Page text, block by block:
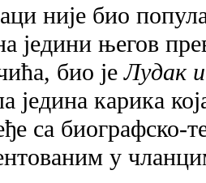
није био
једини његов
био јеЛудак
једина карика
са биографско-
у